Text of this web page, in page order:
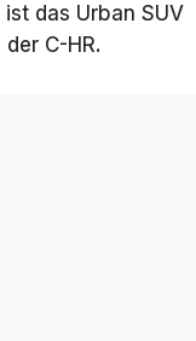
das Urban SUV
C-HR.